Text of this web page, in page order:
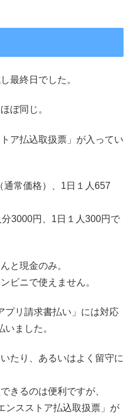
最終日でした。
ぼ同じ。
ア払込取扱票」が入ってい
常価格）、1日１人657
3000円、1日１人300円で
と現金のみ。
ビニで使えません。
プリ請求書払い」には対応
ました。
たり、あるいはよく留守に
きるのは便利ですが、
ンスストア払込取扱票」が